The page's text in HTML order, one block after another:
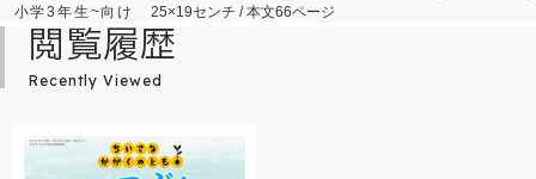
小学3年生~向け 25×19センチ / 本文66ページ
閲覧履歴
Recently Viewed